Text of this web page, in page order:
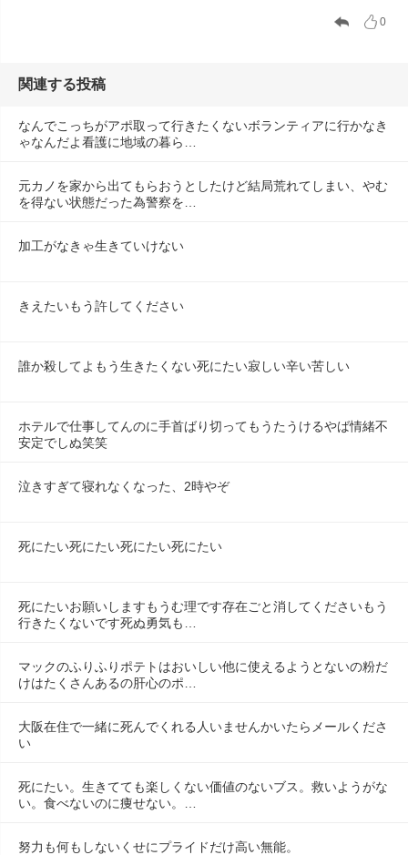
0
関連する投稿
なんでこっちがアポ取って行きたくないボランティアに行かなき
ゃなんだよ看護に地域の暮ら…
元カノを家から出てもらおうとしたけど結局荒れてしまい、やむ
を得ない状態だった為警察を…
加工がなきゃ生きていけない
きえたいもう許してください
誰か殺してよもう生きたくない死にたい寂しい辛い苦しい
ホテルで仕事してんのに手首ばり切ってもうたうけるやば情緒不
安定でしぬ笑笑
泣きすぎて寝れなくなった、2時やぞ
死にたい死にたい死にたい死にたい
死にたいお願いしますもうむ理です存在ごと消してくださいもう
行きたくないです死ぬ勇気も…
マックのふりふりポテトはおいしい他に使えるようとないの粉だ
けはたくさんあるの肝心のポ…
大阪在住で一緒に死んでくれる人いませんかいたらメールくださ
い
死にたい。生きてても楽しくない価値のないブス。救いようがな
い。食べないのに痩せない。…
努力も何もしないくせにプライドだけ高い無能。